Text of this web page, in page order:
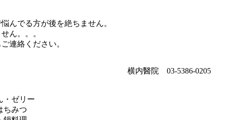
んでる方が後を絶ちません。
ん。。。
連絡ください。
03-5386-0205
・ゼリー
ちみつ